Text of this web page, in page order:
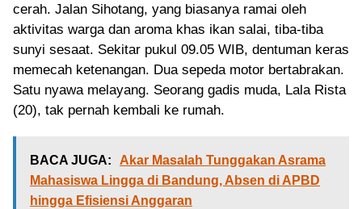
cerah. Jalan Sihotang, yang biasanya ramai oleh
aktivitas warga dan aroma khas ikan salai, tiba-tiba
sunyi sesaat. Sekitar pukul 09.05 WIB, dentuman keras
memecah ketenangan. Dua sepeda motor bertabrakan.
Satu nyawa melayang. Seorang gadis muda, Lala Rista
(20), tak pernah kembali ke rumah.
BACA JUGA:
Akar Masalah Tunggakan Asrama
Mahasiswa Lingga di Bandung, Absen di APBD
hingga Efisiensi Anggaran